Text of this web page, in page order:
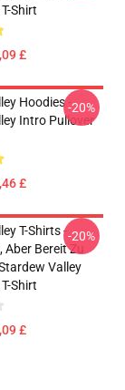
Shirt
£
Hoodies -
Intro Pullover
£
-20%
T-Shirts -
Bereit Zu
Valley
Shirt
£
-20%